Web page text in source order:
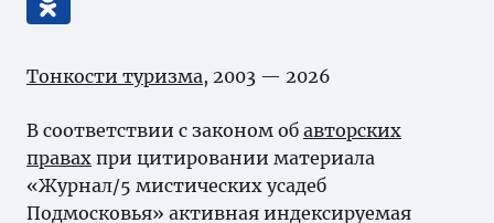
Тонкости туризма, 2003 — 2026
В соответствии с законом об авторских
правах при цитировании материала
«Журнал/5 мистических усадеб
Подмосковья» активная индексируемая